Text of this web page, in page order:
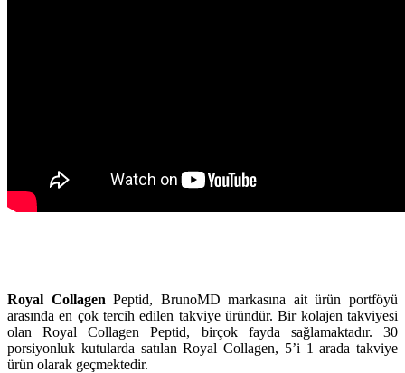
Royal CollagenPeptid, BrunoMD markasına ait ürün portföyü
arasında en çok tercih edilen takviye üründür. Bir kolajen takviyesi
olan Royal Collagen Peptid, birçok fayda sağlamaktadır. 30
porsiyonluk kutularda satılan Royal Collagen, 5’i 1 arada takviye
ürün olarak geçmektedir.